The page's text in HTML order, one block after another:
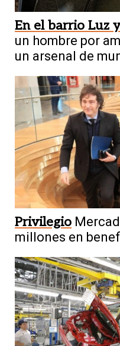
En el barrio Luz
un hombre por
un arsenal de
Privilegio
millones en